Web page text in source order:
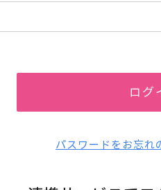
須)
ログ
パスワードをお忘れ